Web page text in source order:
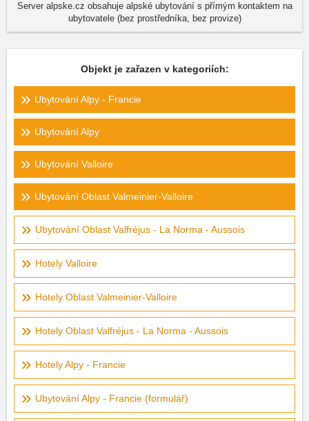
Server alpske.cz obsahuje alpské ubytování s přímým kontaktem na
ubytovatele (bez prostředníka, bez provize)
Objekt je zařazen v kategoriích:
Ubytování Alpy - Francie
Ubytování Alpy
Ubytování Valloire
Ubytování Oblast Valmeinier-Valloire
Ubytování Oblast Valfréjus - La Norma - Aussois
Hotely Valloire
Hotely Oblast Valmeinier-Valloire
Hotely Oblast Valfréjus - La Norma - Aussois
Hotely Alpy - Francie
Ubytování Alpy - Francie (formulář)